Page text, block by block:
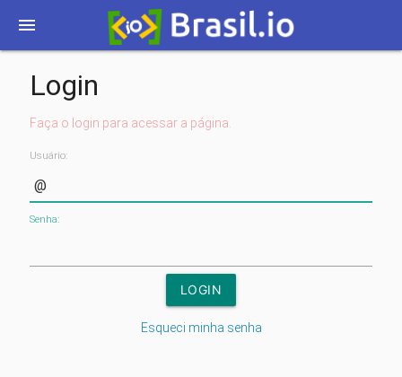
menu
Login
Faça o login para acessar a página.
Usuário:
Senha:
Esqueci minha senha